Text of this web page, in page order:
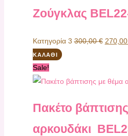
Ζούγκλας
Κατηγορία 3300,00€ 270,00
ΚΑΛΆΘΙ
Sale!
Πακέτο
αρκουδάκι